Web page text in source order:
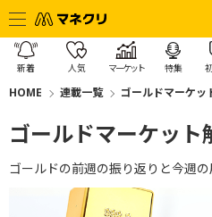
新着 人気 マーケット 特集
HOME 連載一覧 ゴールドマーケッ
ゴールドマーケット
ゴールドの前週の振り返りと今週の